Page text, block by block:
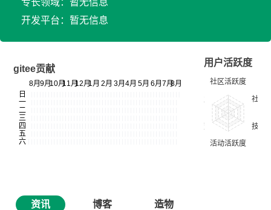
专长领域：暂无信息
开发平台：暂无信息
gitee贡献
用户活跃度
资讯 博客
造物